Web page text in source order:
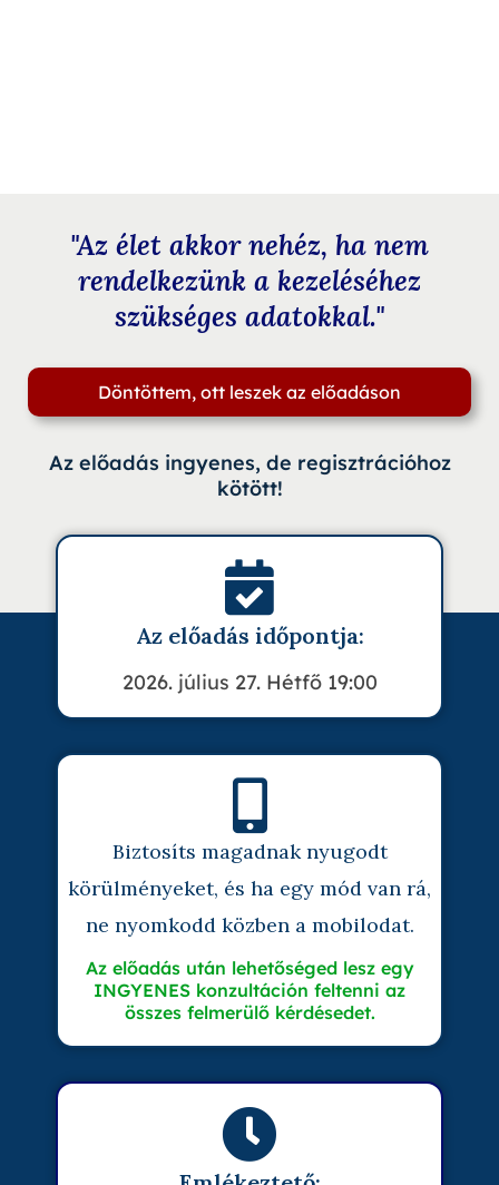
"Az élet akkor nehéz, ha nem
rendelkezünk a kezeléséhez
szükséges adatokkal."
Döntöttem, ott leszek az előadáson
Az előadás ingyenes, de regisztrációhoz
kötött!
Az előadás időpontja:
2026. július 27. Hétfő 19:00
Biztosíts magadnak nyugodt
körülményeket, és ha egy mód van rá,
ne nyomkodd közben a mobilodat.
Az előadás után lehetőséged lesz egy
INGYENES konzultáción feltenni az
összes felmerülő kérdésedet.